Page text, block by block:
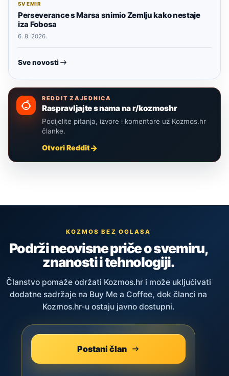
SVEMIR
Perseverance s Marsa snimio Zemlju kako nestaje
iza Fobosa
6. 8. 2026.
Sve novosti
REDDIT ZAJEDNICA
Raspravljajte s nama na r/kozmoshr
Podijelite pitanja, izvore i komentare uz Kozmos.hr
članke.
Otvori Reddit
KOZMOS BEZ OGLASA
Podrži neovisne priče o svemiru,
znanosti i tehnologiji.
Članstvo pomaže održati Kozmos.hr i može uključivati
dodatne sadržaje na Buy Me a Coffee, dok članci na
Kozmos.hr-u ostaju javno dostupni.
Postani član